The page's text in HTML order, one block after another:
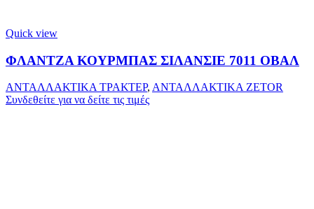
Quick view
ΦΛΑΝΤΖΑ ΚΟΥΡΜΠΑΣ ΣΙΛΑΝΣΙΕ 7011 ΟΒΑΛ
ΑΝΤΑΛΛΑΚΤΙΚΑ ΤΡΑΚΤΕΡ, ΑΝΤΑΛΛΑΚΤΙΚΑ ZETOR
Συνδεθείτε για να δείτε τις τιμές